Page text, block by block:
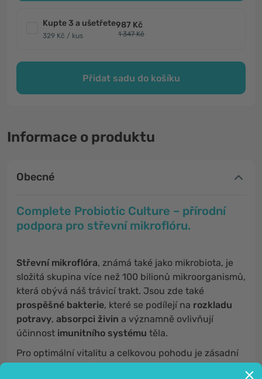
Kupte 3 a ušetřete
329 Kč / kus
987 Kč
1 347 Kč
Přidat sadu do košíku
Informace o produktu
Obecné
Complete Probiotic Culture – přírodní
podpora pro střevní mikroflóru.
Střevní mikroflóra, známá také jako mikrobiota, je
složitá skupina více než 100 bilionů mikroorganismů,
která obývá náš trávicí trakt. Jsou zde také
prospěšné bakterie, které se podílejí na rozkladu
potravy, absorpci živin a významně ovlivňují
účinnost imunitního systému těla.
Pro optimální vitalitu a celkovou pohodu je zásadní